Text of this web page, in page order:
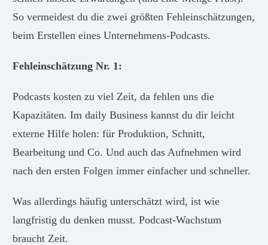
So vermeidest du die zwei größten Fehleinschätzungen,
beim Erstellen eines Unternehmens-Podcasts.
Fehleinschätzung Nr. 1:
Podcasts kosten zu viel Zeit, da fehlen uns die
Kapazitäten. Im daily Business kannst du dir leicht
externe Hilfe holen: für Produktion, Schnitt,
Bearbeitung und Co. Und auch das Aufnehmen wird
nach den ersten Folgen immer einfacher und schneller.
Was allerdings häufig unterschätzt wird, ist wie
langfristig du denken musst. Podcast-Wachstum
braucht Zeit.